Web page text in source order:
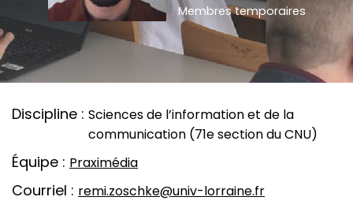
Membres temporaires
Discipline
Sciences de l’information et de la
communication (71e section du CNU)
Équipe Praximédia
Courriel remi.zoschke@univ-lorraine.fr